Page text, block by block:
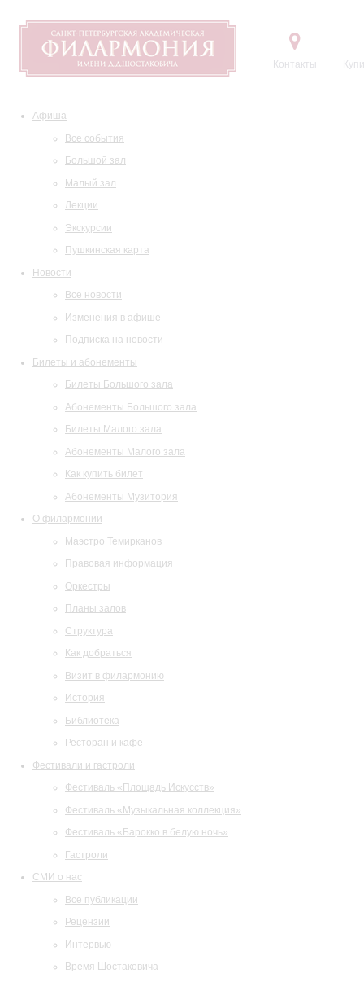
Контакты
Афиша
Все события
Большой зал
Малый зал
Лекции
Экскурсии
Пушкинская карта
Новости
Все новости
Изменения в афише
Подписка на новости
Билеты и абонементы
Билеты Большого зала
Абонементы Большого зала
Билеты Малого зала
Абонементы Малого зала
Как купить билет
Абонементы Музитория
О филармонии
Маэстро Темирканов
Правовая информация
Оркестры
Планы залов
Структура
Как добраться
Визит в филармонию
История
Библиотека
Ресторан и кафе
Фестивали и гастроли
Фестиваль «Площадь Искусств»
Фестиваль «Музыкальная коллекция»
Фестиваль «Барокко в белую ночь»
Гастроли
СМИ о нас
Все публикации
Рецензии
Интервью
Время Шостаковича